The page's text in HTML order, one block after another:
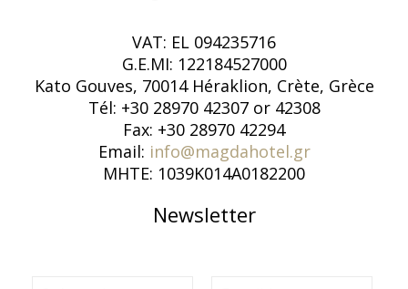
VAT: EL 094235716
G.E.MI: 122184527000
Kato Gouves, 70014 Héraklion, Crète, Grèce
Tél: +30 28970 42307 or 42308
Fax: +30 28970 42294
Email: info@magdahotel.gr
MHTE: 1039K014A0182200
Newsletter